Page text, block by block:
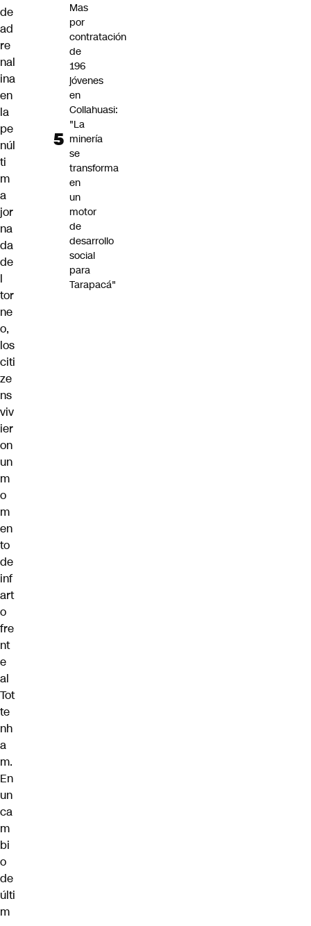
de
ad
re
nal
ina
en
la
pe
núl
ti
m
a
jor
na
da
de
l
tor
ne
o,
los
citi
ze
ns
viv
ier
on
un
m
o
m
en
to
de
inf
art
o
fre
nt
e
al
Tot
te
nh
a
m.
En
un
ca
m
bi
o
de
últi
m
Mas
por
contratación
de
196
jóvenes
en
Collahuasi:
"La
minería
se
transforma
en
un
motor
de
desarrollo
social
para
Tarapacá"